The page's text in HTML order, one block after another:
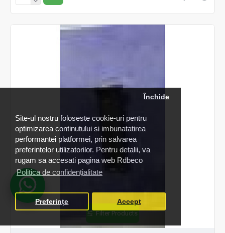
Site-ul nostru foloseste cookie-uri pentru
optimizarea continutului si imbunatatirea
performantei platformei, prin salvarea
preferintelor utilizatorilor. Pentru detalii, va
rugam sa accesati pagina web Rdbeco
Politica de confidențialitate
Închide
Preferințe Accept
Filter Products